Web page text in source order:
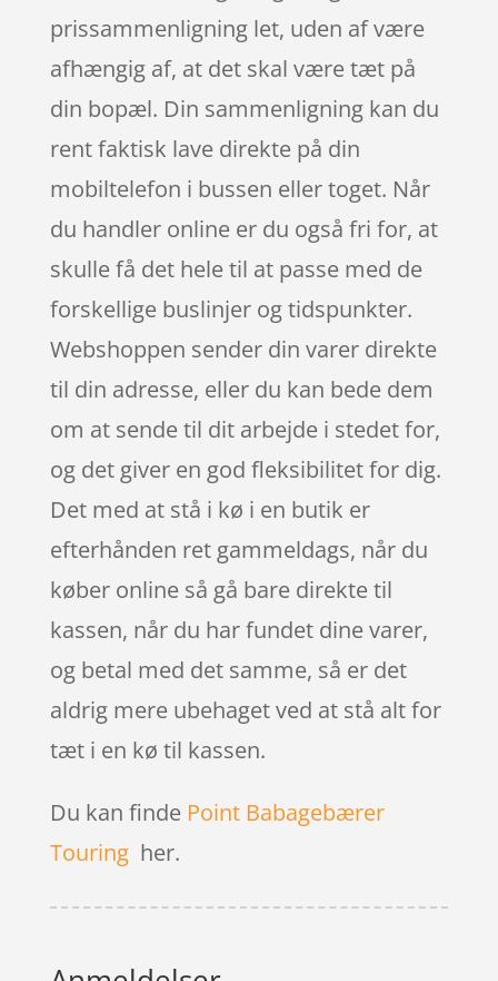
prissammenligning let, uden af være
afhængig af, at det skal være tæt på
din bopæl. Din sammenligning kan du
rent faktisk lave direkte på din
mobiltelefon i bussen eller toget. Når
du handler online er du også fri for, at
skulle få det hele til at passe med de
forskellige buslinjer og tidspunkter.
Webshoppen sender din varer direkte
til din adresse, eller du kan bede dem
om at sende til dit arbejde i stedet for,
og det giver en god fleksibilitet for dig.
Det med at stå i kø i en butik er
efterhånden ret gammeldags, når du
køber online så gå bare direkte til
kassen, når du har fundet dine varer,
og betal med det samme, så er det
aldrig mere ubehaget ved at stå alt for
tæt i en kø til kassen.
Du kan finde Point Babagebærer
Touringher.